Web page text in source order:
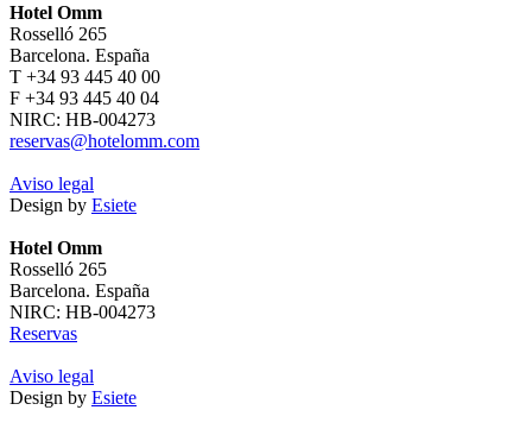
Hotel Omm
Rosselló 265
Barcelona. España
T +34 93 445 40 00
F +34 93 445 40 04
NIRC: HB-004273
reservas@hotelomm.com
Aviso legal
Design by Esiete
Hotel Omm
Rosselló 265
Barcelona. España
NIRC: HB-004273
Reservas
Aviso legal
Design by Esiete